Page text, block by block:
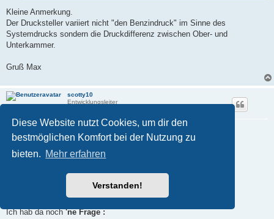
Diese Website nutzt Cookies, um dir den
bestmöglichen Komfort bei der Nutzung zu
bieten. Mehr erfahren
Verstanden!
Kleine Anmerkung.
Der Drucksteller variiert nicht "den Benzindruck" im Sinne des
Systemdrucks sondern die Druckdifferenz zwischen Ober- und
Unterkammer.
Gruß Max
scotty10
Entwicklungsleiter
Re: kuriose Startschwierigkeiten
B
i
06.03.2026, 23:19
Nabend Allerseits ,
meine Beschreibung noch
auseinander zu klamüser'n"...
Ich hab da noch'ne Frage :